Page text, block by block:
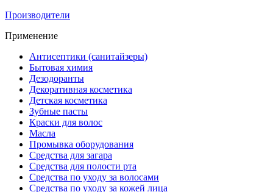
Производители
Применение
Антисептики (санитайзеры)
Бытовая химия
Дезодоранты
Декоративная косметика
Детская косметика
Зубные пасты
Краски для волос
Масла
Промывка оборудования
Средства для загара
Средства для полости рта
Средства по уходу за волосами
Средства по уходу за кожей лица